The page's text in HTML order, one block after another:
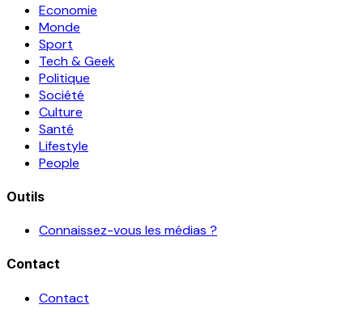
Economie
Monde
Sport
Tech & Geek
Politique
Société
Culture
Santé
Lifestyle
People
Outils
Connaissez-vous les médias ?
Contact
Contact